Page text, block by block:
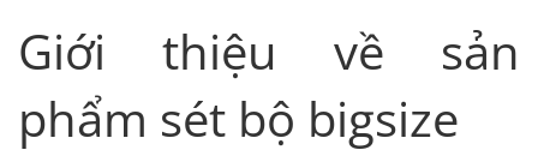
Giới thiệu về sản
phẩm sét bộ bigsize